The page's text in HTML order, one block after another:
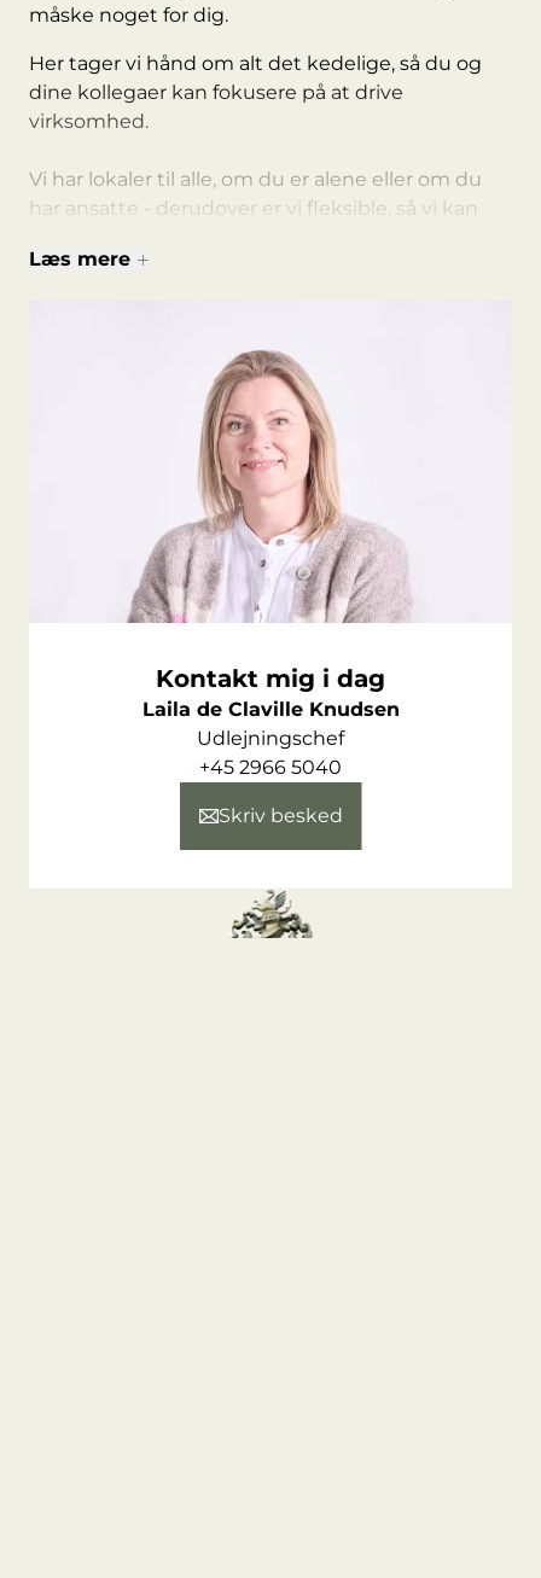
måske noget for dig.
Her tager vi hånd om alt det kedelige, så du og
dine kollegaer kan fokusere på at drive
virksomhed.
Vi har lokaler til alle, om du er alene eller om du
har ansatte - derudover er vi fleksible, så vi kan
hvor mange ansatte I er.
Rengøring af fællesarealer, kaffe, printer,
planteservice i fællesarealer, internet, og el, vand
Udover mange andre spændende virksomheder,
så sidder Ejendomsselskabet Olav de Linde også
selv i huset med hele Odense afdelingen.
Vi har lokaler som står klar til indflytning.
Har vi fanget din interesse? Så tøv ikke med at
Læs mere
Kontakt mig i dag
Laila de Claville Knudsen
Udlejningschef
+45 2966 5040
Skriv besked